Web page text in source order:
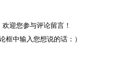
迎您参与评论留言！
框中输入您想说的话：）